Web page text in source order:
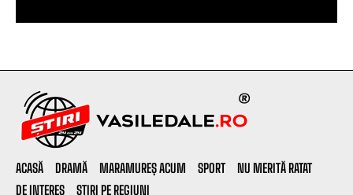
ACASĂ DRAMĂ MARAMUREȘ ACUM SPORT
NU MERITĂ RATAT
DE INTERES
ȘTIRI PE REGIUNI